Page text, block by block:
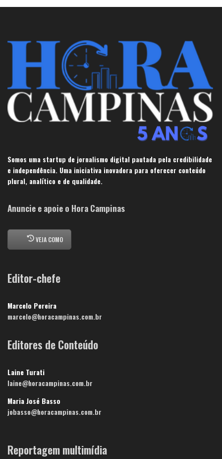
Somos uma startup de jornalismo digital pautada pela credibilidade
e independência. Uma iniciativa inovadora para oferecer conteúdo
plural, analítico e de qualidade.
Anuncie e apoie o Hora Campinas
VEJA COMO
Editor-chefe
Marcelo Pereira
marcelo@horacampinas.com.br
Editores de Conteúdo
Laine Turati
laine@horacampinas.com.br
Maria José Basso
jobasso@horacampinas.com.br
Reportagem multimídia